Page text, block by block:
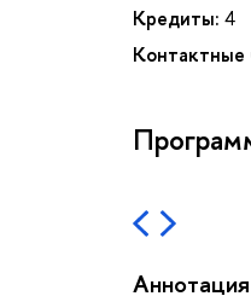
Кредиты: 4
Контактные
Аннотация